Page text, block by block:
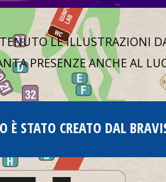
LE ILLUSTRAZIONI
PRESENZE ANCHE AL
È STATO CREATO DAL